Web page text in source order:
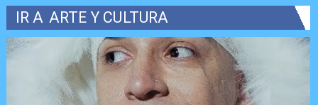
IR A ARTE Y CULTURA